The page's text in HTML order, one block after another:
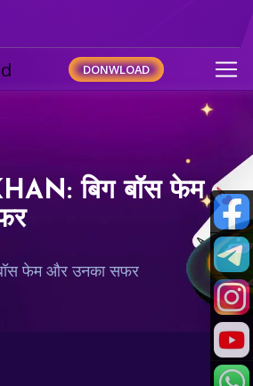
DONWLOAD
बिग बॉस फेम
फेम और उनका सफर